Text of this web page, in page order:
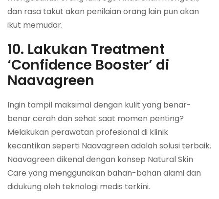
dan rasa takut akan penilaian orang lain pun akan
ikut memudar.
10. Lakukan Treatment
‘Confidence Booster’ di
Naavagreen
Ingin tampil maksimal dengan kulit yang benar-
benar cerah dan sehat saat momen penting?
Melakukan perawatan profesional di klinik
kecantikan seperti Naavagreen adalah solusi terbaik.
Naavagreen dikenal dengan konsep Natural Skin
Care yang menggunakan bahan-bahan alami dan
didukung oleh teknologi medis terkini.